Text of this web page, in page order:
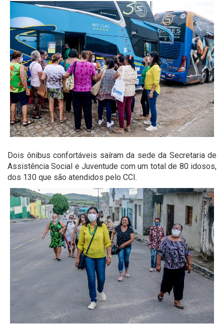
Dois ônibus confortáveis saíram da sede da Secretaria de
Assistência Social e Juventude com um total de 80 idosos,
dos 130 que são atendidos pelo CCI.